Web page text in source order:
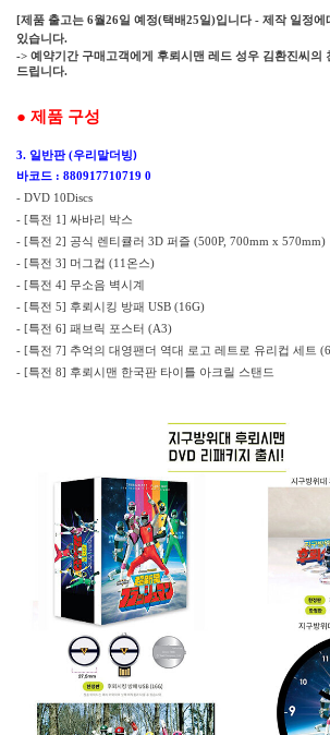
[제품 출고는 6월26일 예정(택배25일)입니다 - 제작 일정에
있습니다.
-> 예약기간 구매고객에게 후뢰시맨 레드 성우 김환진씨의
드립니다.
● 제품 구성
3. 일반판(우리말더빙)
바코드 : 880917710719 0
- DVD 10Discs
- [특전 1] 싸바리 박스
- [특전 2] 공식 렌티큘러 3D 퍼즐 (500P, 700mm x 570mm)
- [특전 3] 머그컵 (11 온스)
- [특전 4] 무소음 벽시계
- [특전 5] 후뢰시킹 방패 USB (16G)
- [특전 6] 패브릭 포스터 (A3)
- [특전 7] 추억의 대영팬더 역대 로고 레트로 유리컵 세트 (6
- [특전 8] 후뢰시맨 한국판 타이틀 아크릴 스탠드